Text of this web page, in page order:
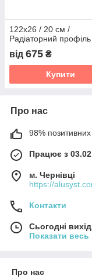
122x26 / 20 см /
Радіаторний профіль
від 675 ₴
Купити
Про нас
98% позитивних
Працює з
м. Чернівці
https://
Контакти
Сьогодні
Показати весь
Про нас